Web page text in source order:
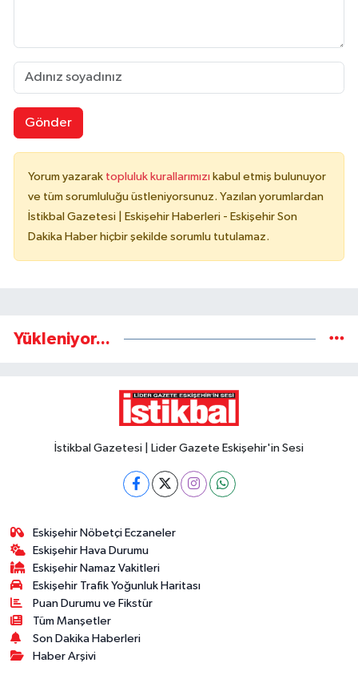
Gönder
Yorum yazarak topluluk kurallarımızı kabul etmiş bulunuyor
ve tüm sorumluluğu üstleniyorsunuz. Yazılan yorumlardan
İstikbal Gazetesi | Eskişehir Haberleri - Eskişehir Son
Dakika Haber hiçbir şekilde sorumlu tutulamaz.
Yükleniyor...
İstikbal Gazetesi | Lider Gazete Eskişehir'in Sesi
Eskişehir Nöbetçi Eczaneler
Eskişehir Hava Durumu
Eskişehir Namaz Vakitleri
Eskişehir Trafik Yoğunluk Haritası
Puan Durumu ve Fikstür
Tüm Manşetler
Son Dakika Haberleri
Haber Arşivi